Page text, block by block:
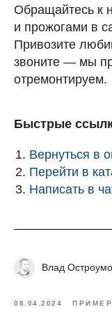
Обращайтесь к
и прожогами в
Привозите
звоните — мы
отремонтируем.
Быстрые
Вернуться в
Перейти в
Написать в
Влад
08.04.2024